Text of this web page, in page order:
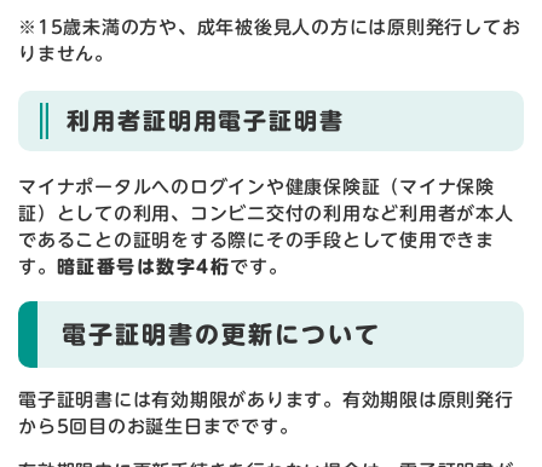
※15歳未満の方や、成年被後見人の方には原則発行してお
りません。
利用者証明用電子証明書
マイナポータルへのログインや健康保険証（マイナ保険
証）としての利用、コンビニ交付の利用など利用者が本人
であることの証明をする際にその手段として使用できま
す。
暗証番号は数字4桁です。
電子証明書の更新について
電子証明書には有効期限があります。有効期限は原則発行
から5回目のお誕生日までです。